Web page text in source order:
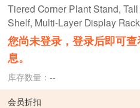
Tiered Corner Plant Stand,
Shelf, Multi-Layer Display
您尚未登录，登录后即可
息。
库存数量：--
会员折扣